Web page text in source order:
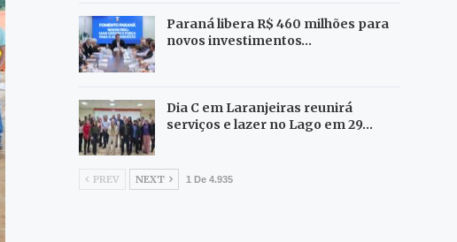
Paraná libera R$ 460 milhões para
novos investimentos…
Dia C em Laranjeiras reunirá
serviços e lazer no Lago em 29…
PREV NEXT 1 De 4.935